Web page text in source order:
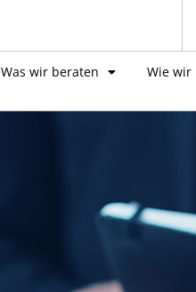
Was wir beraten Wie wir